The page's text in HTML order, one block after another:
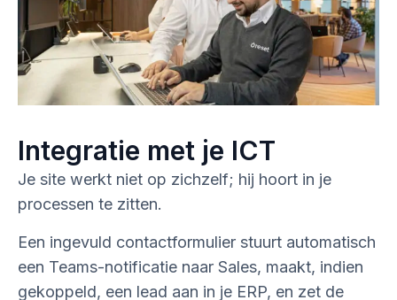
Integratie met je ICT
Je site werkt niet op zichzelf; hij hoort in je
processen te zitten.
Een ingevuld contactformulier stuurt automatisch
een Teams-notificatie naar Sales, maakt, indien
gekoppeld, een lead aan in je ERP, en zet de